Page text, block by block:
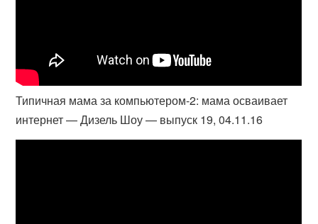
Типичная мама за компьютером-2: мама осваивает
интернет — Дизель Шоу — выпуск 19, 04.11.16